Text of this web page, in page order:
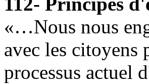
«…Nous nous
avec les citoyens
processus actuel